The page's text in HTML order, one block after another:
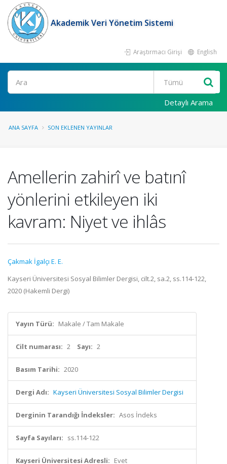
Akademik Veri Yönetim Sistemi
Araştırmacı Girişi English
Ara
Detaylı Arama
ANA SAYFA SON EKLENEN YAYINLAR
Amellerin zahirî ve batınî
yönlerini etkileyen iki
kavram: Niyet ve ihlâs
Çakmak İgalçı E. E.
Kayseri Üniversitesi Sosyal Bilimler Dergisi, cilt.2, sa.2, ss.114-122,
2020 (Hakemli Dergi)
Yayın Türü: Makale / Tam Makale
Cilt numarası: 2 Sayı: 2
Basım Tarihi: 2020
Dergi Adı: Kayseri Üniversitesi Sosyal Bilimler Dergisi
Derginin Tarandığı İndeksler: Asos İndeks
Sayfa Sayıları: ss.114-122
Kayseri Üniversitesi Adresli: Evet